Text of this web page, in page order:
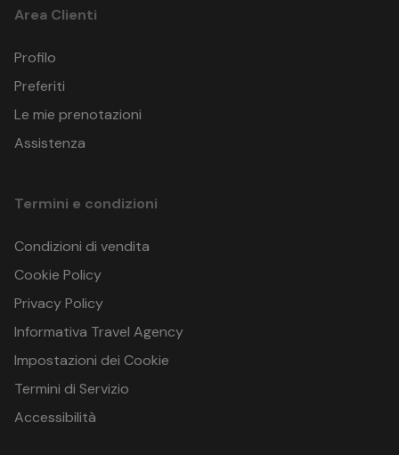
Area Clienti
Profilo
Preferiti
Le mie prenotazioni
Assistenza
Termini e condizioni
Condizioni di vendita
Cookie Policy
Privacy Policy
Informativa Travel Agency
Impostazioni dei Cookie
Termini di Servizio
Accessibilità